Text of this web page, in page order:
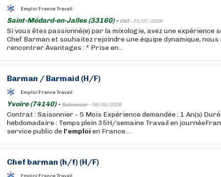
Emploi France Travail
Saint-Médard-en-Jalles (33160) - CDI - 23/07/2026
Si vous êtes passionné(e) par la mixologie, avez une expérience
Chef Barman et souhaitez rejoindre une équipe dynamique,
rencontrer Avantages : * Prise en...
Barman / Barmaid (H/F)
Emploi France Travail
Yvoire (74140) - Saisonnier - 08/08/2026
Contrat : Saisonnier - 5 Mois Expérience demandée : 1 An(s)
hebdomadaire : Temps plein 35H/semaine Travail en
service public de l'emploien France....
Chef barman (h/f) (H/F)
Emploi France Travail